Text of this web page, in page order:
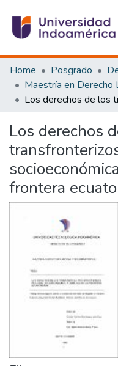
Communities & Collections
All of DSpace
Statistics
Home Posgrado
Los derechos
frontera